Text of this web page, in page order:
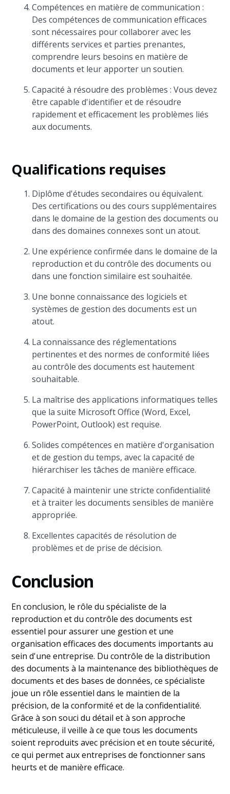
Compétences en matière de communication :
Des compétences de communication efficaces
sont nécessaires pour collaborer avec les
différents services et parties prenantes,
comprendre leurs besoins en matière de
documents et leur apporter un soutien.
Capacité à résoudre des problèmes : Vous devez
être capable d'identifier et de résoudre
rapidement et efficacement les problèmes liés
aux documents.
Qualifications requises
Diplôme d'études secondaires ou équivalent.
Des certifications ou des cours supplémentaires
dans le domaine de la gestion des documents ou
dans des domaines connexes sont un atout.
Une expérience confirmée dans le domaine de la
reproduction et du contrôle des documents ou
dans une fonction similaire est souhaitée.
Une bonne connaissance des logiciels et
systèmes de gestion des documents est un
atout.
La connaissance des réglementations
pertinentes et des normes de conformité liées
au contrôle des documents est hautement
souhaitable.
La maîtrise des applications informatiques telles
que la suite Microsoft Office (Word, Excel,
PowerPoint, Outlook) est requise.
Solides compétences en matière d'organisation
et de gestion du temps, avec la capacité de
hiérarchiser les tâches de manière efficace.
Capacité à maintenir une stricte confidentialité
et à traiter les documents sensibles de manière
appropriée.
Excellentes capacités de résolution de
problèmes et de prise de décision.
Conclusion
En conclusion, le rôle du spécialiste de la
reproduction et du contrôle des documents est
essentiel pour assurer une gestion et une
organisation efficaces des documents importants au
sein d'une entreprise. Du contrôle de la distribution
des documents à la maintenance des bibliothèques de
documents et des bases de données, ce spécialiste
joue un rôle essentiel dans le maintien de la
précision, de la conformité et de la confidentialité.
Grâce à son souci du détail et à son approche
méticuleuse, il veille à ce que tous les documents
soient reproduits avec précision et en toute sécurité,
ce qui permet aux entreprises de fonctionner sans
heurts et de manière efficace.